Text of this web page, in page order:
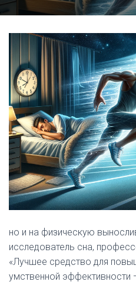
но и на физическую
исследователь сна,
«Лучшее средство для
умственной